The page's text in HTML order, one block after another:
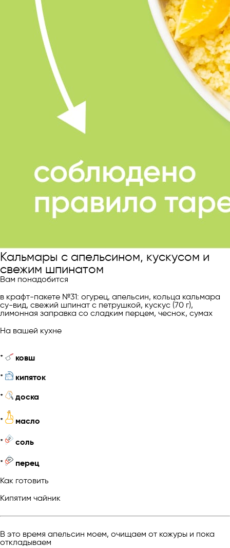
Кальмары с апельсином, кускусом и
свежим шпинатом
Вам понадобится
в крафт-пакете №31: огурец, апельсин, кольца кальмара
су-вид, свежий шпинат с петрушкой, кускус (70 г),
лимонная заправка со сладким перцем, чеснок, сумах
На вашей кухне
* ковш
*
кипяток
*
доска
* масло
* соль
*
перец
Как готовить
Кипятим чайник
В это время апельсин моем, очищаем от кожуры и пока
откладываем